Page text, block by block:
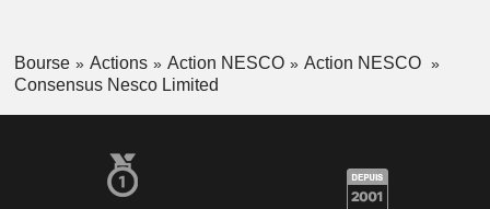
Bourse Actions Action NESCO
Action NESCO
Consensus Nesco Limited